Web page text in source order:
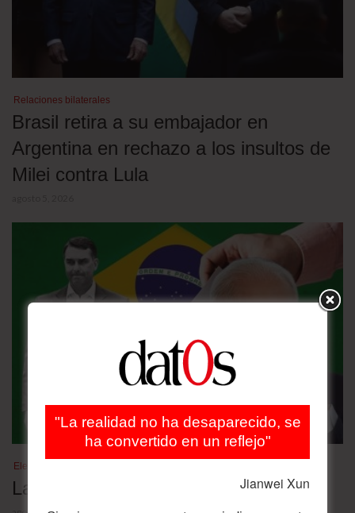
Relaciones bilaterales
Brasil retira a su embajador en
Argentina en rechazo a los insultos de
Milei contra Lula
Elecciones Brasil 2026
Las nuevas encuestas
"La realidad no ha desaparecido, se
ha convertido en un reflejo"
Jianwei Xun